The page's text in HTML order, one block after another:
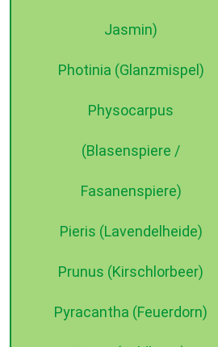
Jasmin)
Photinia (Glanzmispel)
Physocarpus
(Blasenspiere /
Fasanenspiere)
Pieris (Lavendelheide)
Prunus (Kirschlorbeer)
Pyracantha (Feuerdorn)